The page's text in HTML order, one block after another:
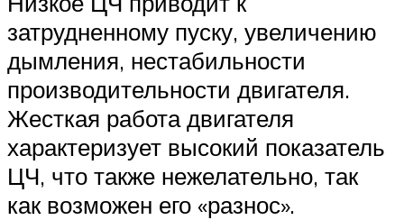
затрудненному пуску, увеличению
дымления, нестабильности
производительности двигателя.
Жесткая работа двигателя
характеризует высокий показатель
ЦЧ, что также нежелательно, так
как возможен его «разнос».